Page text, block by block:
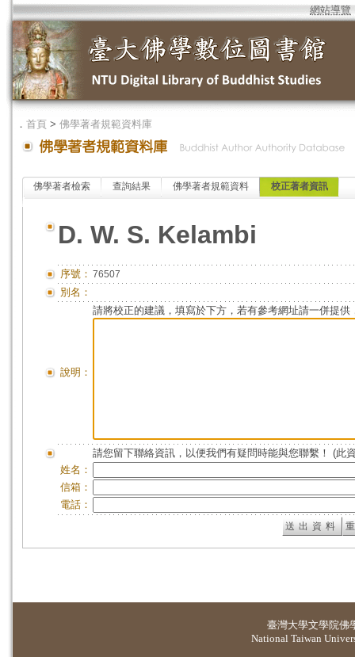
網站導覽
． 首頁 > 佛學著者規範資料庫
佛學著者檢索 查詢結果 佛學著者規範資料 校正著者資訊
D. W. S. Kelambi
序號： 76507
別名：
說明：
請將校正的建議，填寫於下方，若有參考網址請一併提供
請您留下聯絡資訊，以便我們有疑問時能與您聯繫！ (此
姓名：
信箱：
電話：
臺灣大學文學院佛
National Taiwan